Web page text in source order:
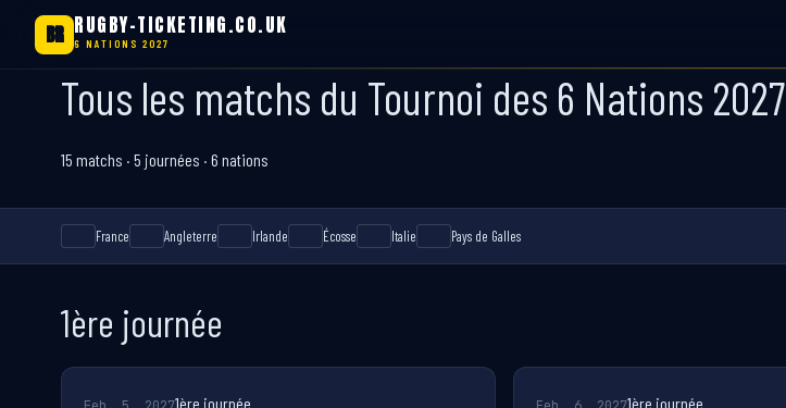
BR RUGBY-TICKETING.CO.UK
6 NATIONS 2027
Tous les matchs du Tournoi des 6 Nations 2027
15 matchs · 5 journées · 6 nations
France Angleterre Irlande Écosse Italie Pays de Galles
1ère journée
1ère journée 1ère journée